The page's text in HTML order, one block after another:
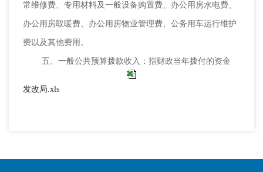
常维修费、专用材料及一般设备购置费、办公用房水电费、
办公用房取暖费、办公用房物业管理费、公务用车运行维护
费以及其他费用。
五、一般公共预算拨款收入：指财政当年拨付的资金
发改局.xls